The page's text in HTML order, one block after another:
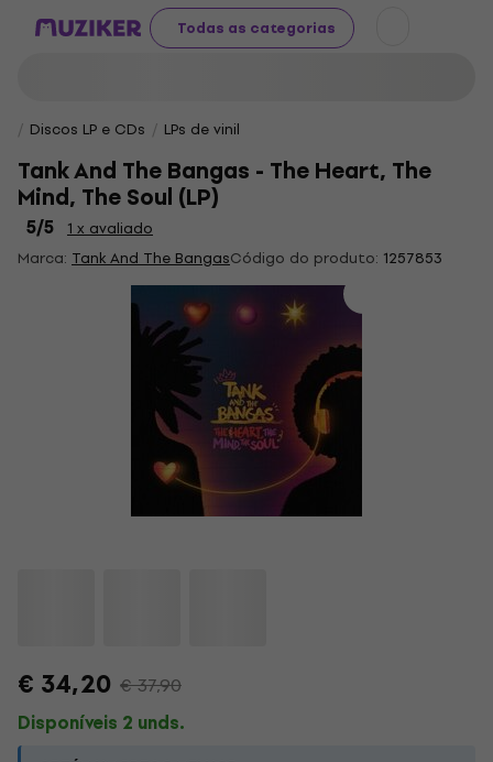
Todas as categorias
Discos LP e CDs LPs de vinil
Tank And The Bangas - The Heart, The
Mind, The Soul (LP)
5/5
1 x avaliado
Marca: Tank And The BangasCódigo do produto: 1257853
€ 34,20 € 37,90
Disponíveis 2 unds.